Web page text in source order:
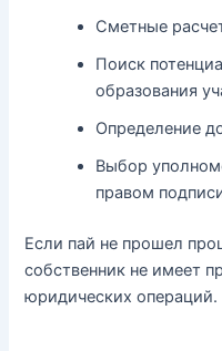
Сметные
Поиск
образования
Определение
Выбор
правом
Если пай не прошел
собственник не имеет
юридических операций.